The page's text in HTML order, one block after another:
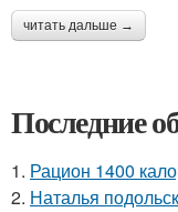
читать дальше →
Последние
1. Рацион 1400
2. Наталья